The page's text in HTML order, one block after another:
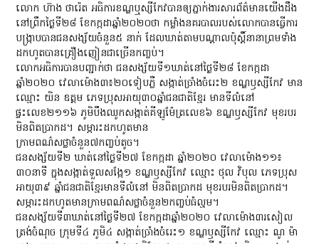
លោក ហ៊ាង ថារ៉េត អធិការខណ្ឌឬស្សីកែវបានឲ្យភ្នាក់ងារសារព័ត៌មានយើងដឹង
នៅព្រឹកថ្ងៃទី២៨ ខែកក្កដាឆ្នាំ២០២០ថា កម្លាំងនគរបាលរបស់លោកបានធ្វើការ
បង្ក្រាបបានជនសង្ស័យចំនួន៥ នាក់ ដែលឃាត់តាមបណ្ដាលប៉ុស្តិ៍នានាព្រមទាំង
ដកហូតបានគ្រឿងញៀនជាច្រើនកញ្ចប់។
លោកអធិការបានបញ្ជាក់ថា ជនសង្ស័យទី១ឃាត់នៅថ្ងៃទី២៨ ខែកក្កដា
ឆ្នាំ២០២០ វេលាម៉ោង៣៖២០ទៀបភ្លឺ សង្កាត់ច្រាំងចំរេះ២ ខណ្ឌឫស្សីកែវ មាន
ឈ្មោះ យិន ឧត្តម ភេទប្រុសអាយុ៣០ឆ្នាំជនជាតិខ្មែរ មានទីលំនៅ
ផ្ទះលេខ២១១៦ ភូមិបឹងឈូកសង្កាត់គីឡូម៉ែត្រលេខ៦ ខណ្ឌឫស្សីកែវ មុខរបរ
មិនពិតប្រាកដ។ សម្ភារះដកហូតមាន
ក្រាមពណ៌សថ្លាចំនួន៧កញ្ចប់តូច។
ជនសង្ស័យទី២ ឃាត់នៅថ្ងៃទី២៧ ខែកក្កដា ឆ្នាំ២០២០ វេលាម៉ោង១១៖
៣០នាទី ក្នុងសង្កាត់ទួលសង្កែ១ ខណ្ឌឫស្សីកែវ ឈ្មោះ ថុល វិបុល ភេទប្រុស
អាយុ៣៩ ឆ្នាំជនជាតិខ្មែរមានទីលំនៅ មិនពិតប្រាកដ មុខរបរមិនពិតប្រាកដ។
សម្ភារះដកហូតមានក្រាមពណ៌សថ្លាចំនួន២កញ្ចប់ធំល្មម។
ជនសង្ស័យទី៣ឃាត់នៅថ្ងៃទី២៧ ខែកក្កដាឆ្នាំ២០២០ វេលាម៉ោង៣រសៀល
ត្រង់ចំណុច ក្រុមទី៤ ភូមិ៤ សង្កាត់ច្រាំងចំរេះ១ ខណ្ឌឫស្សីកែវ ឈ្មោះ ណូ ម៉ា